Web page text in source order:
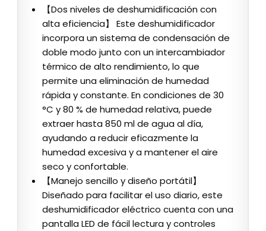
【Dos niveles de deshumidificación con
alta eficiencia】 Este deshumidificador
incorpora un sistema de condensación de
doble modo junto con un intercambiador
térmico de alto rendimiento, lo que
permite una eliminación de humedad
rápida y constante. En condiciones de 30
°C y 80 % de humedad relativa, puede
extraer hasta 850 ml de agua al día,
ayudando a reducir eficazmente la
humedad excesiva y a mantener el aire
seco y confortable.
【Manejo sencillo y diseño portátil】
Diseñado para facilitar el uso diario, este
deshumidificador eléctrico cuenta con una
pantalla LED de fácil lectura y controles